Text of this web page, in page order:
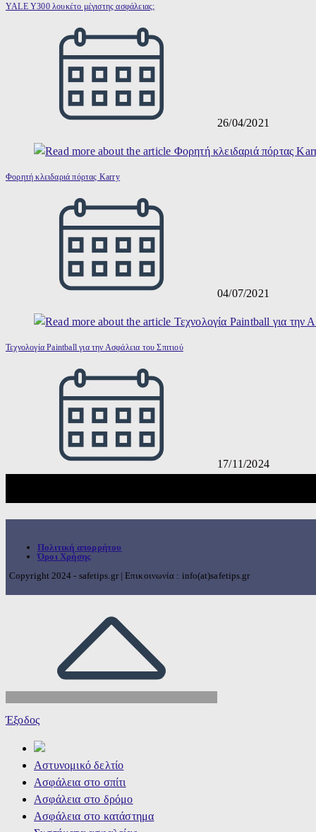
YALE Υ300 λουκέτο μέγιστης ασφάλειας;
26/04/2021
Φορητή κλειδαριά πόρτας Karry
04/07/2021
Τεχνολογία Paintball για την Ασφάλεια του Σπιτιού
17/11/2024
Πολιτική απορρήτου
Όροι Χρήσης
Copyright 2024 - safetips.gr | Επικοινωνία : info(at)safetips.gr
Έξοδος
Αστυνομικό δελτίο
Ασφάλεια στο σπίτι
Ασφάλεια στο δρόμο
Ασφάλεια στο κατάστημα